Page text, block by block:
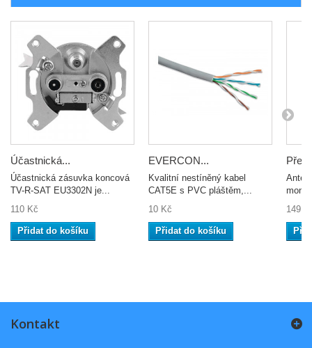
Účastnická...
Účastnická zásuvka koncová
TV-R-SAT EU3302N je...
110 Kč
Přidat do košíku
EVERCON...
Kvalitní nestíněný kabel
CAT5E s PVC pláštěm,...
10 Kč
Přidat do košíku
149
Kontakt